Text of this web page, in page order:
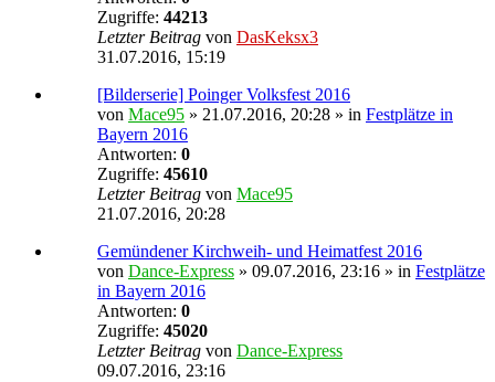
Zugriffe: 44213
Letzter Beitrag von DasKeksx3
31.07.2016, 15:19
[Bilderserie] Poinger Volksfest 2016
von Mace95 » 21.07.2016, 20:28 » in Festplätze in
Bayern 2016
Antworten: 0
Zugriffe: 45610
Letzter Beitrag von Mace95
21.07.2016, 20:28
Gemündener Kirchweih- und Heimatfest 2016
von Dance-Express » 09.07.2016, 23:16 » in Festplätze
in Bayern 2016
Antworten: 0
Zugriffe: 45020
Letzter Beitrag von Dance-Express
09.07.2016, 23:16